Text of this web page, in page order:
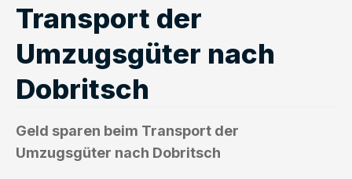
Transport der
Umzugsgüter nach
Dobritsch
Geld sparen beim Transport der
Umzugsgüter nach Dobritsch